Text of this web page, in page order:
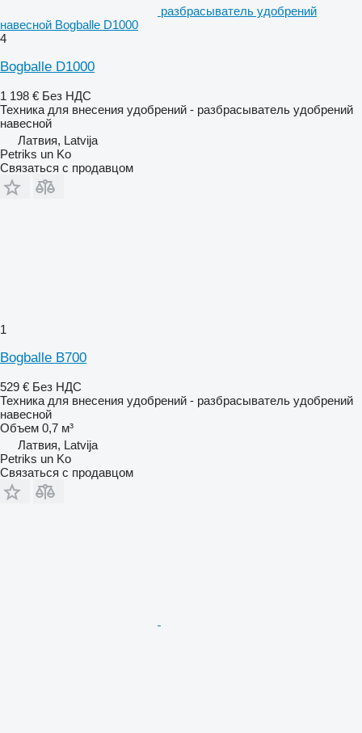
разбрасыватель удобрений
навесной Bogballe D1000
4
Bogballe D1000
1 198 € Без НДС
Техника для внесения удобрений - разбрасыватель удобрений
навесной
Латвия, Latvija
Petriks un Ko
Связаться с продавцом
1
Bogballe B700
529 € Без НДС
Техника для внесения удобрений - разбрасыватель удобрений
навесной
Объем 0,7 м³
Латвия, Latvija
Petriks un Ko
Связаться с продавцом